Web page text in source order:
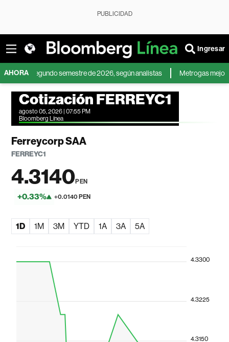
PUBLICIDAD
Ingresar
AHORA
segundo semestre de 2026, según analistas Metrogas mejora su
Cotización FERREYC1
agosto 05, 2026 | 07:55 PM
Bloomberg Línea
Ferreycorp SAA
FERREYC1
4.3140PEN
+0.33% +0.0140 PEN
1D 1M 3M YTD 1A 3A 5A
4.3150
4.3225
4.3300